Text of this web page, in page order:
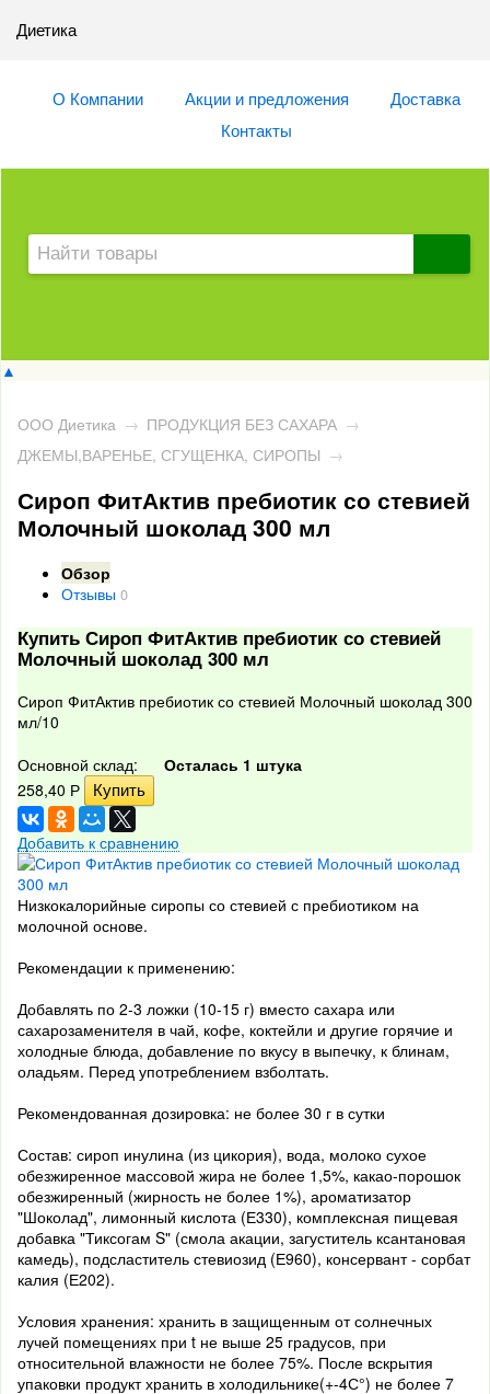
Диетика
О Компании Акции и предложения
Доставка
Контакты
▲
ООО Диетика → ПРОДУКЦИЯ БЕЗ САХАРА →
ДЖЕМЫ,ВАРЕНЬЕ, СГУЩЕНКА, СИРОПЫ →
Сироп ФитАктив пребиотик со стевией
Молочный шоколад 300 мл
Обзор
Отзывы 0
Купить Сироп ФитАктив пребиотик со стевией
Молочный шоколад 300 мл
Сироп ФитАктив пребиотик со стевией Молочный шоколад 300
мл/10
Основной склад:
Осталась 1 штука
258,40 Р
Добавить к сравнению
Низкокалорийные сиропы со стевией с пребиотиком на
молочной основе.
Рекомендации к применению:
Добавлять по 2-3 ложки (10-15 г) вместо сахара или
сахарозаменителя в чай, кофе, коктейли и другие горячие и
холодные блюда, добавление по вкусу в выпечку, к блинам,
оладьям. Перед употреблением взболтать.
Рекомендованная дозировка: не более 30 г в сутки
Состав: сироп инулина (из цикория), вода, молоко сухое
обезжиренное массовой жира не более 1,5%, какао-порошок
обезжиренный (жирность не более 1%), ароматизатор
"Шоколад", лимонный кислота (Е330), комплексная пищевая
добавка "Тиксогам S" (смола акации, загуститель ксантановая
камедь), подсластитель стевиозид (Е960), консервант - сорбат
калия (Е202).
Условия хранения: хранить в защищенным от солнечных
лучей помещениях при t не выше 25 градусов, при
относительной влажности не более 75%. После вскрытия
упаковки продукт хранить в холодильнике(+-4С°) не более 7